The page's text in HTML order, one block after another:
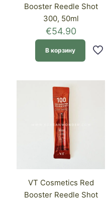
Booster Reedle Shot
300, 50ml
€54.90
В корзину
VT Cosmetics Red
Booster Reedle Shot